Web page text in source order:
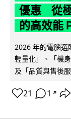
優惠 從
的高效能
2026 年的電腦選
輕量化」、「機
及「品質與售後
21 1 ↗